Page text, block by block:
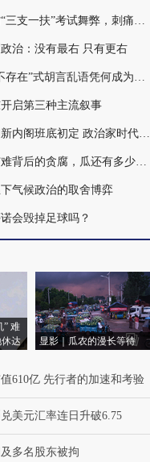
火线评论｜河南省“三支一扶”考试舞弊，刺痛社会敏感神经(含视频)
治：没有最右 只有更右
火线评论｜“唐朝不存在”式胡言乱语凭何成为热点
启第三种主流叙事
大西洋观察｜英国新内阁班底初定 政治家时代困境犹存
火线评论｜山西矿难背后的贪腐，瓜还有多少、蔓还有多长？
气候政治的取舍博弈
会毁掉足球吗？
” 难
达
显影｜瓜农的漫长等待
610亿 先行者的加速和考验
美元汇率连日升破6.75
多名股东被拘